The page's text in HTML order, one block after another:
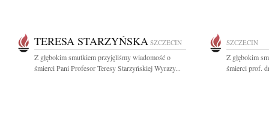
TERESA STARZYŃSKA SZCZECIN
Z głębokim smutkiem przyjęliśmy wiadomość o
śmierci Pani Profesor Teresy Starzyńskiej Wyrazy...
SZCZECIN
Z głębokim
śmierci prof.